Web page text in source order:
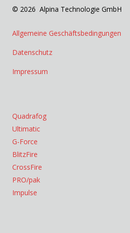
© 2026 Alpina Technologie GmbH
Allgemeine Geschäftsbedingungen
Datenschutz
Impressum
Quadrafog
Ultimatic
G-Force
BlitzFire
CrossFire
PRO/pak
Impulse